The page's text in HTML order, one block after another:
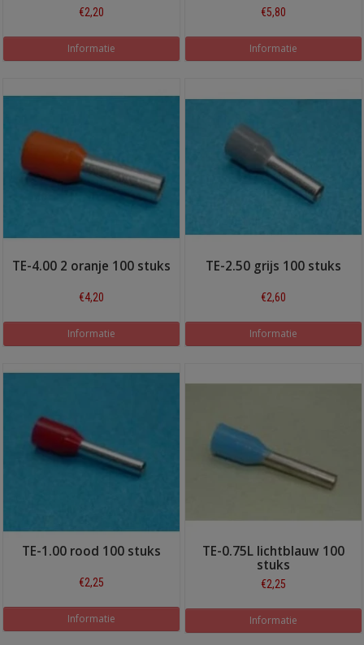
€2,20
Informatie
€5,80
Informatie
TE-4.00 2 oranje 100 stuks
€4,20
Informatie
TE-2.50 grijs 100 stuks
€2,60
Informatie
TE-1.00 rood 100 stuks
€2,25
Informatie
TE-0.75L lichtblauw 100
stuks
€2,25
Informatie